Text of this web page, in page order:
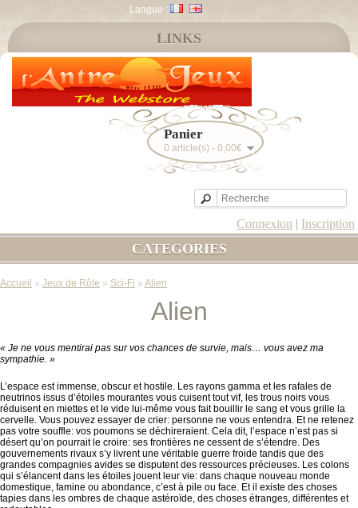
Langue :
Panier
0 article(s) - 0,00€
Connexion | Inscription
LINKS
CATEGORIES
Accueil » Jeux de Rôle » Sci-Fi » Alien
Alien
« Je ne vous mentirai pas sur vos chances de survie, mais… vous avez ma
sympathie. »
L’espace est immense, obscur et hostile. Les rayons gamma et les rafales de
neutrinos issus d’étoiles mourantes vous cuisent tout vif, les trous noirs vous
réduisent en miettes et le vide lui-même vous fait bouillir le sang et vous grille la
cervelle. Vous pouvez essayer de crier: personne ne vous entendra. Et ne retenez
pas votre souffle: vos poumons se déchireraient. Cela dit, l’espace n’est pas si
désert qu’on pourrait le croire: ses frontières ne cessent de s’étendre. Des
gouvernements rivaux s’y livrent une véritable guerre froide tandis que des
grandes compagnies avides se disputent des ressources précieuses. Les colons
qui s’élancent dans les étoiles jouent leur vie: dans chaque nouveau monde
domestique, famine ou abondance, c’est à pile ou face. Et il existe des choses
tapies dans les ombres de chaque astéroïde, des choses étranges, différentes et